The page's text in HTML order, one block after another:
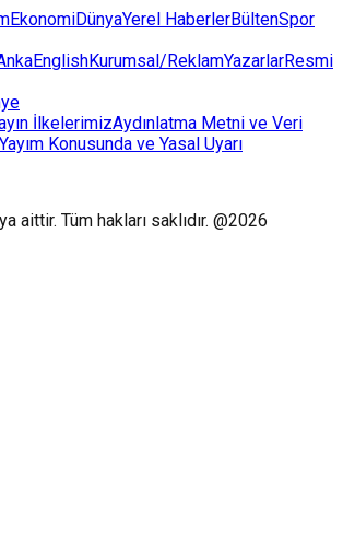
EkonomiDünyaYerel HaberlerBültenSpor
Kurumsal/ReklamYazarlarResmi
İlkelerimizAydınlatma Metni ve Veri
Konusunda ve Yasal Uyarı
aittir. Tüm hakları saklıdır. @2026